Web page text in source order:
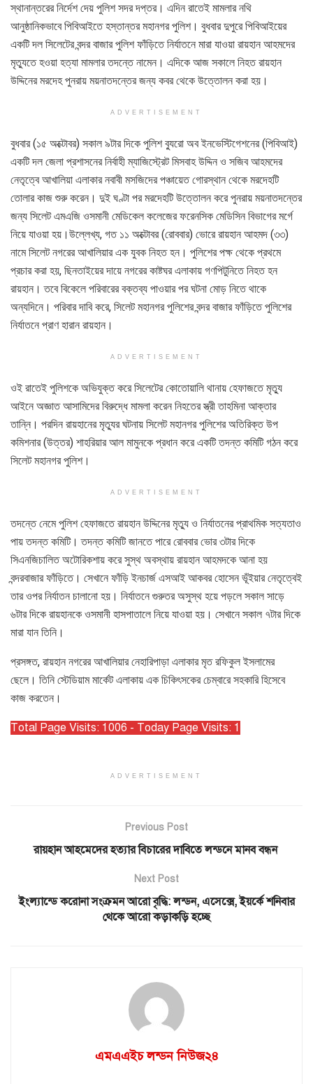
স্থানান্তরের নির্দেশ দেয় পুলিশ সদর দপ্তর। এদিন রাতেই মামলার নথি
আনুষ্ঠানিকভাবে পিবিআইতে হস্তান্তর মহানগর পুলিশ। বুধবার দুপুরে পিবিআইয়ের
একটি দল সিলেটের বন্দর বাজার পুলিশ ফাঁড়িতে নির্যাতনে মারা যাওয়া রায়হান আহমদের
মৃত্যুতে হওয়া হত্যা মামলার তদন্তে নামেন। এদিকে আজ সকালে নিহত রায়হান
উদ্দিনের মরদেহ পুনরায় ময়নাতদন্তের জন্য কবর থেকে উত্তোলন করা হয়।
ADVERTISEMENT
বুধবার (১৫ অক্টোবর) সকাল ৯টার দিকে পুলিশ ব্যুরো অব ইনভেস্টিগেশনের (পিবিআই)
একটি দল জেলা প্রশাসনের নির্বাহী ম্যাজিস্ট্রেট মিসবাহ উদ্দিন ও সজিব আহমদের
নেতৃত্বে আখালিয়া এলাকার নবাবী মসজিদের পঞ্চায়েত গোরস্থান থেকে মরদেহটি
তোলার কাজ শুরু করেন। দুই ঘণ্টা পর মরদেহটি উত্তোলন করে পুনরায় ময়নাতদন্তের
জন্য সিলেট এমএজি ওসমানী মেডিকেল কলেজের ফরেনসিক মেডিসিন বিভাগের মর্গে
নিয়ে যাওয়া হয়।উল্লেখ্য, গত ১১ অক্টোবর (রোববার) ভোরে রায়হান আহমদ (৩৩)
নামে সিলেট নগরের আখালিয়ার এক যুবক নিহত হন। পুলিশের পক্ষ থেকে প্রথমে
প্রচার করা হয়, ছিনতাইয়ের দায়ে নগরের কাষ্টঘর এলাকায় গণপিটুনিতে নিহত হন
রায়হান। তবে বিকেলে পরিবারের বক্তব্য পাওয়ার পর ঘটনা মোড় নিতে থাকে
অন্যদিনে। পরিবার দাবি করে, সিলেট মহানগর পুলিশের বন্দর বাজার ফাঁড়িতে পুলিশের
নির্যাতনে প্রাণ হারান রায়হান।
ADVERTISEMENT
ওই রাতেই পুলিশকে অভিযুক্ত করে সিলেটের কোতোয়ালি থানায় হেফাজতে মৃত্যু
আইনে অজ্ঞাত আসামিদের বিরুদ্ধে মামলা করেন নিহতের স্ত্রী তাহমিনা আক্তার
তান্নি। পরদিন রায়হানের মৃত্যুর ঘটনায় সিলেট মহানগর পুলিশের অতিরিক্ত উপ
কমিশনার (উত্তর) শাহরিয়ার আল মামুনকে প্রধান করে একটি তদন্ত কমিটি গঠন করে
সিলেট মহানগর পুলিশ।
ADVERTISEMENT
তদন্তে নেমে পুলিশ হেফাজতে রায়হান উদ্দিনের মৃত্যু ও নির্যাতনের প্রাথমিক সত্যতাও
পায় তদন্ত কমিটি। তদন্ত কমিটি জানতে পারে রোববার ভোর ৩টার দিকে
সিএনজিচালিত অটোরিকশায় করে সুস্থ অবস্থায় রায়হান আহমদকে আনা হয়
বন্দরবাজার ফাঁড়িতে। সেখানে ফাঁড়ি ইনচার্জ এসআই আকবর হোসেন ভূঁইয়ার নেতৃত্বেই
তার ওপর নির্যাতন চালানো হয়। নির্যাতনে গুরুতর অসুস্থ হয়ে পড়লে সকাল সাড়ে
৬টার দিকে রায়হানকে ওসমানী হাসপাতালে নিয়ে যাওয়া হয়। সেখানে সকাল ৭টার দিকে
মারা যান তিনি।
প্রসঙ্গত, রায়হান নগরের আখালিয়ার নেহারিপাড়া এলাকার মৃত রফিকুল ইসলামের
ছেলে। তিনি স্টেডিয়াম মার্কেট এলাকায় এক চিকিৎসকের চেম্বারে সহকারি হিসেবে
কাজ করতেন।
Total Page Visits: 1006 - Today Page Visits: 1
ADVERTISEMENT
Previous Post
রায়হান আহমেদের হত্যার বিচারের দাবিতে লন্ডনে মানব বন্ধন
Next Post
ইংল্যান্ডে করোনা সংক্রমন আরো বৃদ্ধি: লন্ডন, এসেক্সে, ইয়র্কে শনিবার
থেকে আরো কড়াকড়ি হচ্ছে
এমএএইচ লন্ডন নিউজ২৪